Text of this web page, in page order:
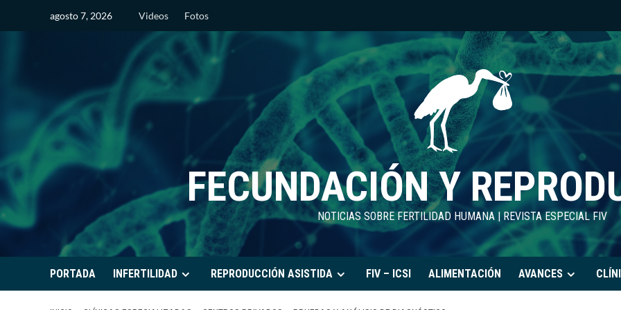
agosto 7, 2026 Videos Fotos
FECUNDACIÓN Y
NOTICIAS SOBRE FERTILIDAD HUMANA | REVISTA ESPECIAL FIV
PORTADA INFERTILIDAD REPRODUCCIÓN ASISTIDA FIV – ICSI ALIMENTACIÓN AVANCES